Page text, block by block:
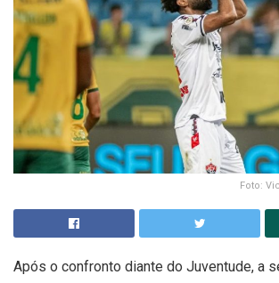
Foto:
Após o confronto diante do Juventude, a